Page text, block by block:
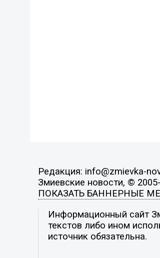
Редакция: info@zmievka-
Змиевские новости, ©
ПОКАЗАТЬ БАННЕРНЫЕ
Информационный сайт
текстов либо ином
источник обязательна.